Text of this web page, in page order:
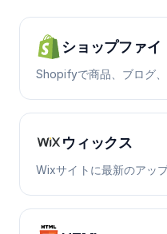
ショップファイ
Shopifyで商品、ブログ、
ウィックス
Wixサイトに最新のアッ